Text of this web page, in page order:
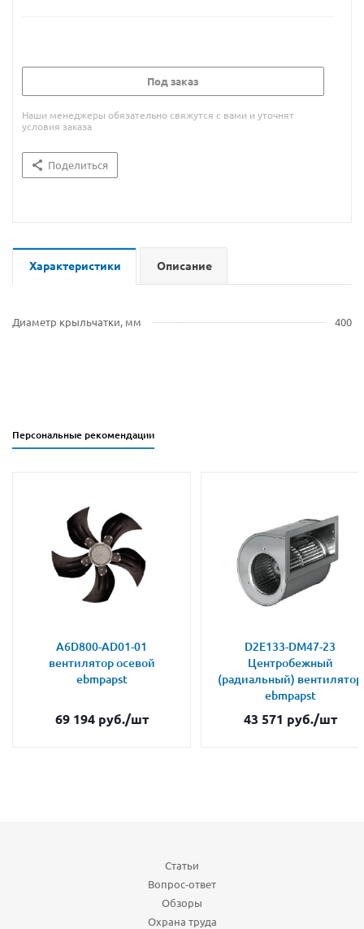
Под заказ
Наши менеджеры обязательно свяжутся с вами и уточнят
условия заказа
Поделиться
Характеристики Описание
Диаметр крыльчатки, мм 400
Персональные рекомендации
A6D800-AD01-01
вентилятор осевой
ebmpapst
69 194руб./шт
D2E133-DM47-23
Центробежный
(радиальный) вентилятор
ebmpapst
43 571 руб./шт
Статьи
Вопрос-ответ
Обзоры
Охрана труда